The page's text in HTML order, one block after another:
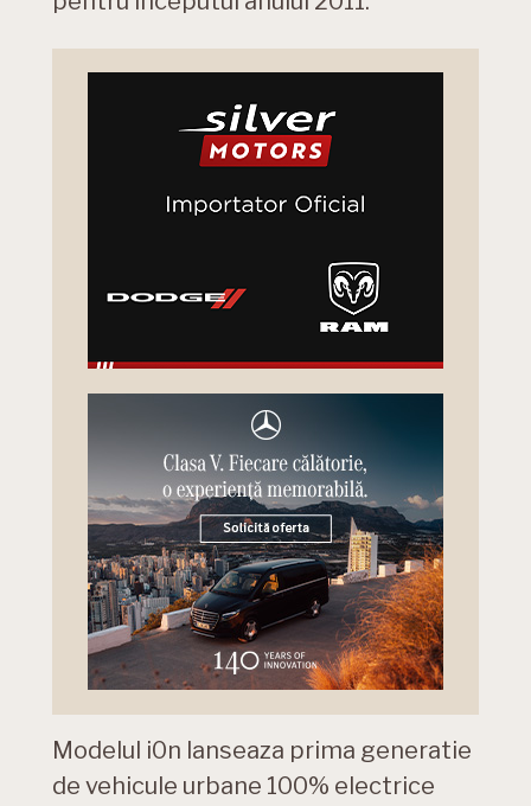
Modelul i0n lanseaza prima generatie
de vehicule urbane 100% electrice